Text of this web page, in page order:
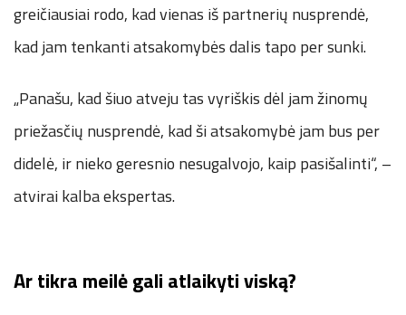
greičiausiai rodo, kad vienas iš partnerių nusprendė,
kad jam tenkanti atsakomybės dalis tapo per sunki.
„Panašu, kad šiuo atveju tas vyriškis dėl jam žinomų
priežasčių nusprendė, kad ši atsakomybė jam bus per
didelė, ir nieko geresnio nesugalvojo, kaip pasišalinti“, –
atvirai kalba ekspertas.
Ar tikra meilė gali atlaikyti viską?